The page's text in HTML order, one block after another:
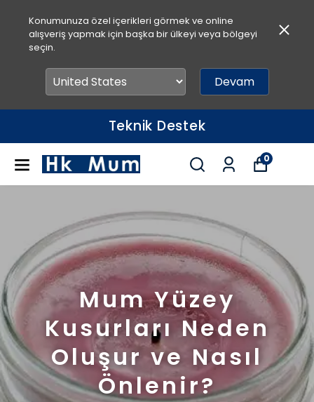
Konumunuza özel içerikleri görmek ve online
alışveriş yapmak için başka bir ülkeyi veya bölgeyi
seçin.
Devam
Hızlı Teslimat
0
Mum Yüzey
Kusurları Neden
Oluşur ve Nasıl
Önlenir?